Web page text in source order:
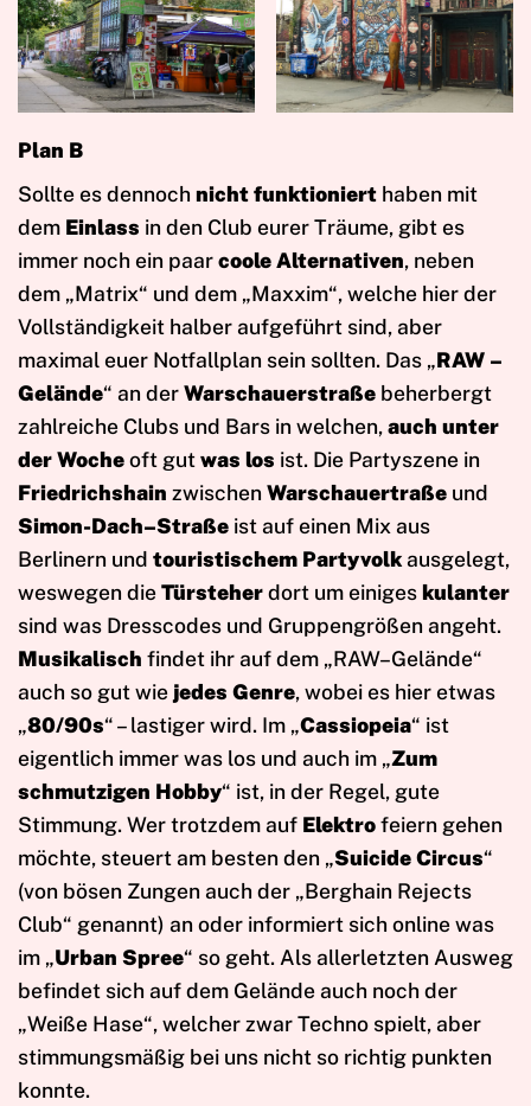
Plan B
Sollte es dennoch nicht funktioniert haben mit
dem Einlass in den Club eurer Träume, gibt es
immer noch ein paarcoole Alternativen, neben
dem „Matrix“ und dem „Maxxim“, welche hier der
Vollständigkeit halber aufgeführt sind, aber
maximal euer Notfallplan sein sollten. Das „RAW –
Gelände“ an derWarschauerstraße beherbergt
zahlreiche Clubs und Bars in welchen,auch unter
der Wocheoft gutwas los ist. Die Partyszene in
Friedrichshain zwischenWarschauertraße und
Simon-Dach–Straße ist auf einen Mix aus
Berlinern und touristischem Partyvolkausgelegt,
weswegen dieTürsteherdort um einigeskulanter
sind was Dresscodes und Gruppengrößen angeht.
Musikalisch findet ihr auf dem „RAW–Gelände“
auch so gut wie jedes Genre, wobei es hier etwas
„80/90s“ – lastiger wird. Im „Cassiopeia“ ist
eigentlich immer was los und auch im „Zum
schmutzigen Hobby“ ist, in der Regel, gute
Stimmung. Wer trotzdem auf Elektrofeiern gehen
möchte, steuert am besten den „Suicide Circus“
(von bösen Zungen auch der „Berghain Rejects
Club“ genannt) an oder informiert sich online was
im „Urban Spree“ so geht. Als allerletzten Ausweg
befindet sich auf dem Gelände auch noch der
„Weiße Hase“, welcher zwar Techno spielt, aber
stimmungsmäßig bei uns nicht so richtig punkten
konnte.